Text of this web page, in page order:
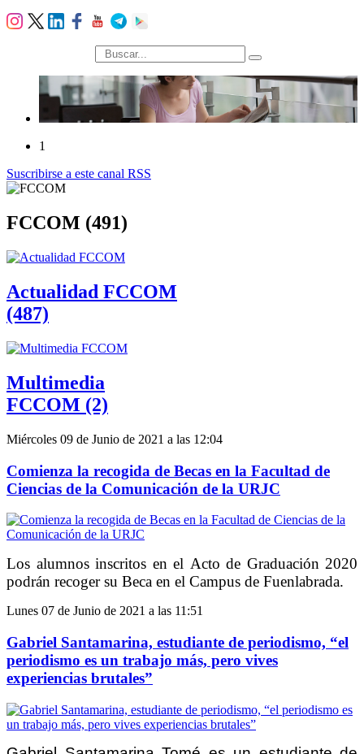
búsqueda
1
Suscribirse a este canal RSS
FCCOM (491)
Actualidad FCCOM
(487)
Multimedia
FCCOM (2)
Miércoles 09 de Junio de 2021 a las 12:04
Comienza la recogida de Becas en la Facultad de
Ciencias de la Comunicación de la URJC
Los alumnos inscritos en el Acto de Graduación 2020
podrán recoger su Beca en el Campus de Fuenlabrada.
Lunes 07 de Junio de 2021 a las 11:51
Gabriel Santamarina, estudiante de periodismo, “el
periodismo es un trabajo más, pero vives
experiencias brutales”